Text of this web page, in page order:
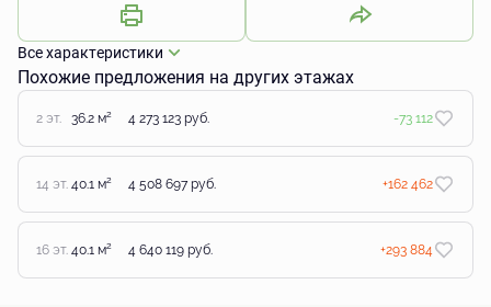
Все характеристики
Похожие предложения на других этажах
2 эт. 36.2 м2 4 273 123 руб. -73 112
14 эт. 40.1 м2 4 508 697 руб. +162 462
16 эт. 40.1 м2 4 640 119 руб. +293 884